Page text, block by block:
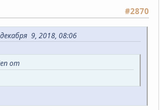
#2870
9, 2018, 08:06
от